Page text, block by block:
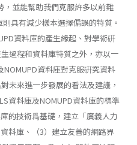
，並能幫助我們克服許多以前難
具有減少樣本選擇偏誤的特質。
資料庫的產生緣起、對學術硏
過程和資料庫特質之外，亦以一
資料庫對克服硏究資料
未來進一步發展的看法及建議，
資料庫及NOMUPD資料庫的標準
的技術爲基礎，建立「廣義人力
料庫、（3）建立友善的網路界